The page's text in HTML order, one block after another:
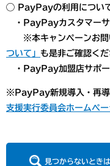
◯ PayPayの利用につい
・PayPayカスタマ
※本キャンペーンお問
ついて」 も是非ご確認くだ
・PayPay加盟店サ
※PayPay新規導入・再導
支援実行委員会ホームペ
見つからないときは